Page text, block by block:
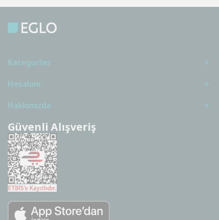
Kategoriler
Hesabım
Hakkımızda
Güvenli Alışveriş